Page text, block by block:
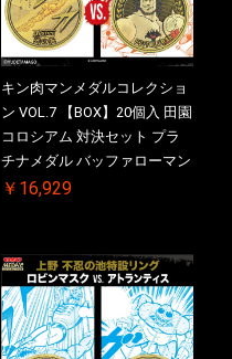
キン肉マンメダルコレクショ
ン VOL.7 【BOX】20個入 田園
コロシアム 対決セット プラ
チナメダル バッファローマン
2.0 顎髭 Ver. VS. 光の矢 ケー
【二次受注分】2026/10/30 一
斉出荷予定
￥16,929